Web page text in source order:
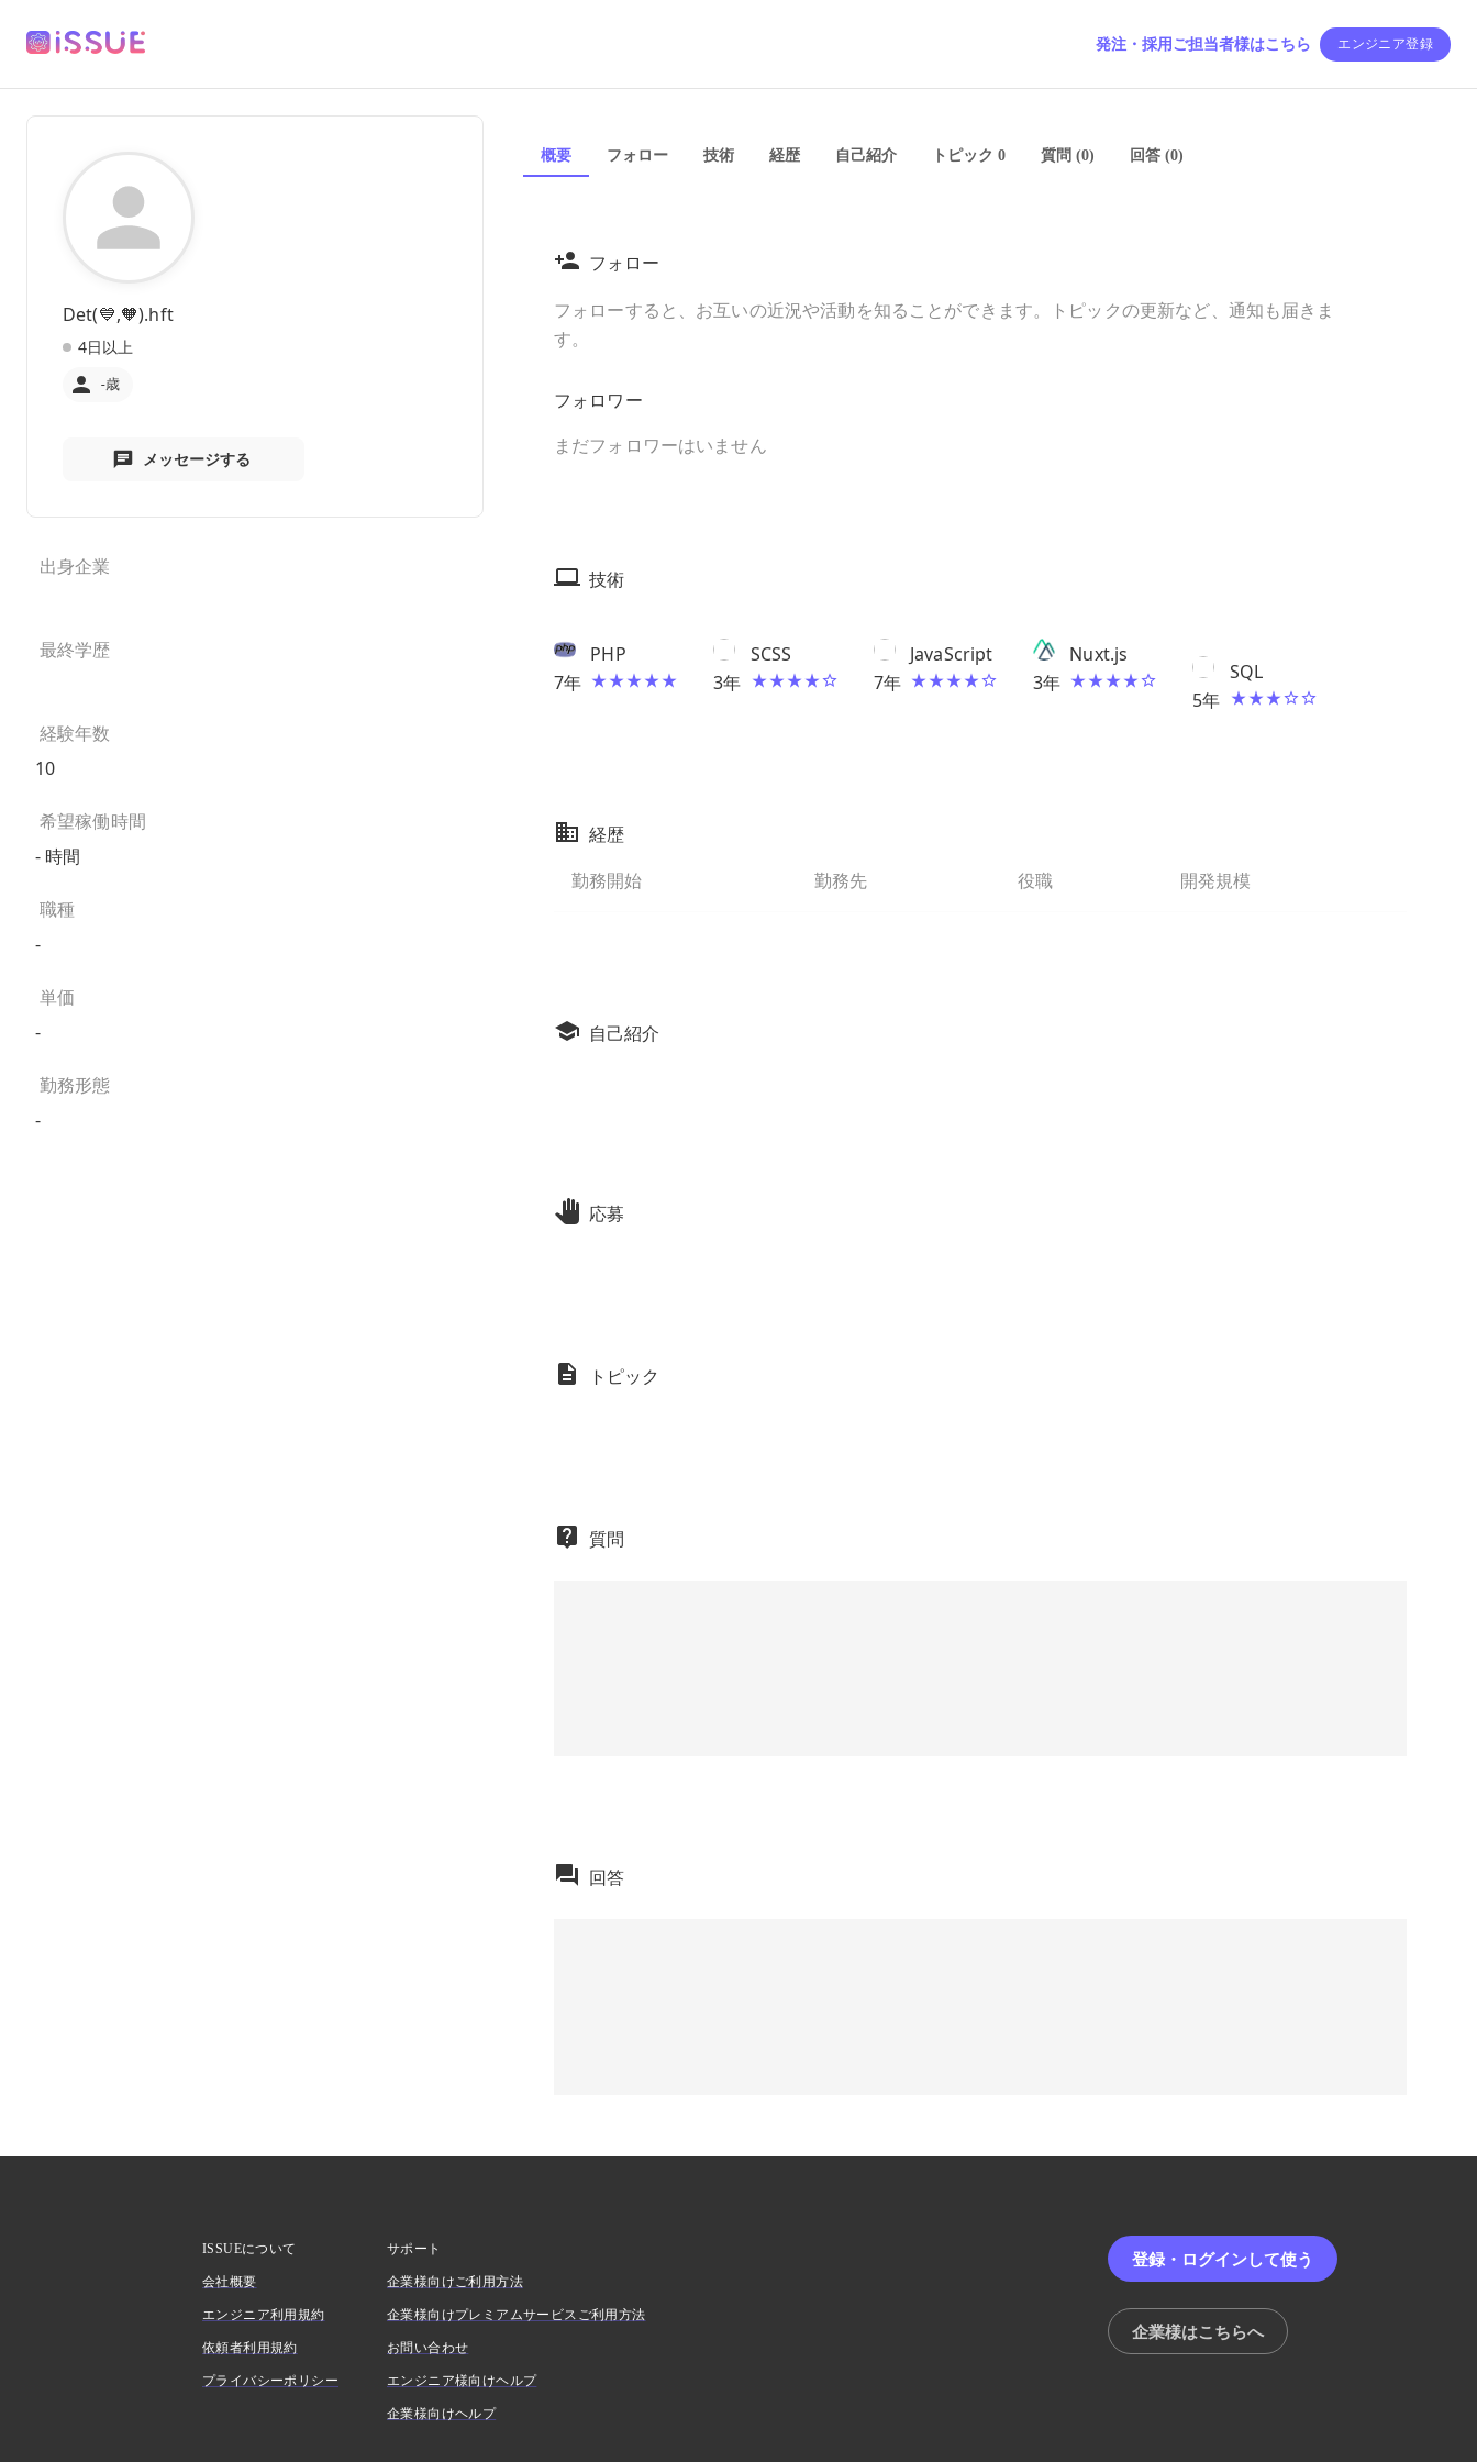
発注・採用ご担当者様はこちら エンジニア登録
Det(💙,🧡).hft
4日以上
-歳
メッセージする
出身企業
最終学歴
経験年数
10
希望稼働時間
- 時間
職種
-
単価
-
勤務形態
-
概要 フォロー 技術 経歴 自己紹介 トピック 0 質問 (0) 回答 (0)
フォロー
フォローすると、お互いの近況や活動を知ることができます。トピックの更新など、通知も届きま
す。
フォロワー
まだフォロワーはいません
技術
7年
PHP
3年
SCSS
7年
JavaScript
3年
Nuxt.js
5年
SQL
経歴
勤務開始
勤務先 役職 開発規模
自己紹介
応募
トピック
質問
回答
ISSUEについて
会社概要
エンジニア利用規約
依頼者利用規約
プライバシーポリシー
サポート
企業様向けご利用方法
企業様向けプレミアムサービスご利用方法
お問い合わせ
エンジニア様向けヘルプ
企業様向けヘルプ
登録・ログインして使う
企業様はこちらへ